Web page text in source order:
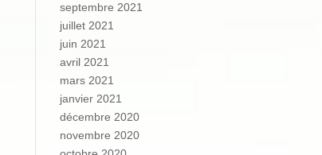
septembre 2021
juillet 2021
juin 2021
avril 2021
mars 2021
janvier 2021
décembre 2020
novembre 2020